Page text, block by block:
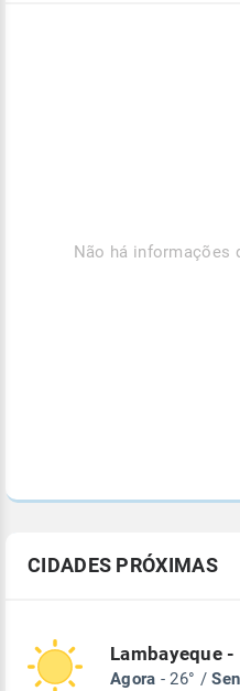
Não há informações
CIDADES PRÓXIMAS
Lambayeque -
Agora - 26° /